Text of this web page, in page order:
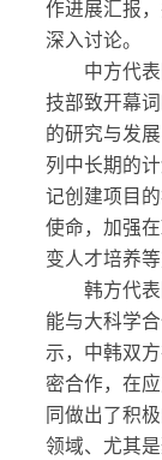
作进展汇报
深入讨论。
中方代表
技部致开幕
的研究与发
列中长期的
记创建项目
使命，加强
变人才培养
韩方代表
能与大科学
示，中韩双
密合作，在
同做出了积
领域、尤其